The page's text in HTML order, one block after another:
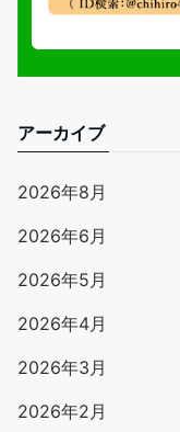
アーカイブ
2026年8月
2026年6月
2026年5月
2026年4月
2026年3月
2026年2月